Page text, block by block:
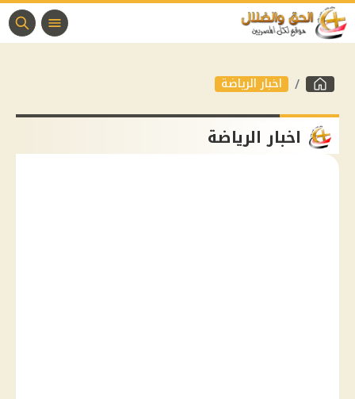
اخبار الرياضة
اخبار الرياضة